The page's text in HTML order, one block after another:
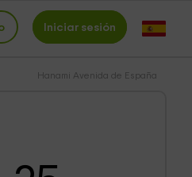
Iniciar sesión
Hanami Avenida de España